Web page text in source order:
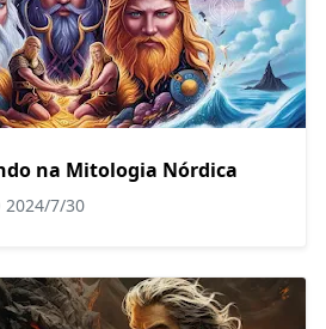
na Mitologia Nórdica
2024/7/30